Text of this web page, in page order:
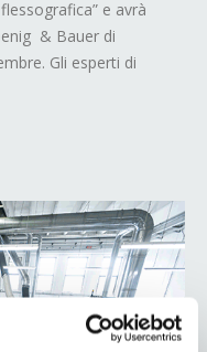
e avrà
& Bauer di
Gli esperti di